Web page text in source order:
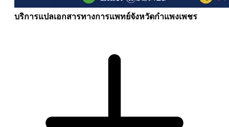
บริการแปลเอกสารทางการแพทย์จังหวัดกำแพงเพชร